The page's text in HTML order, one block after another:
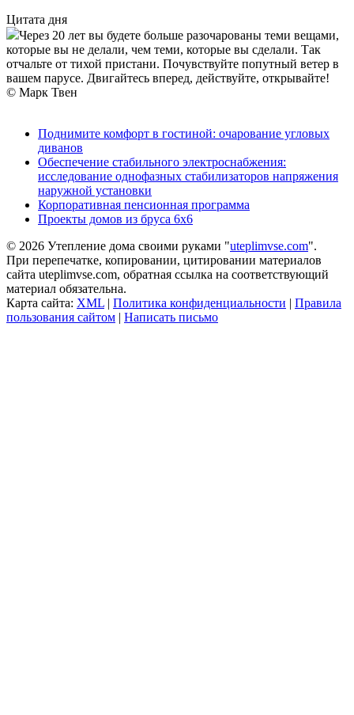
Цитата дня
Через 20 лет вы будете больше разочарованы теми вещами,
которые вы не делали, чем теми, которые вы сделали. Так
отчальте от тихой пристани. Почувствуйте попутный ветер в
вашем парусе. Двигайтесь вперед, действуйте, открывайте!
© Марк Твен
Поднимите комфорт в гостиной: очарование угловых
диванов
Обеспечение стабильного электроснабжения:
исследование однофазных стабилизаторов напряжения
наружной установки
Корпоративная пенсионная программа
Проекты домов из бруса 6х6
© 2026 Утепление дома своими руками "uteplimvse.com".
При перепечатке, копировании, цитировании материалов
сайта uteplimvse.com, обратная ссылка на соответствующий
материал обязательна.
Карта сайта: XML | Политика конфиденциальности | Правила
пользования сайтом | Написать письмо